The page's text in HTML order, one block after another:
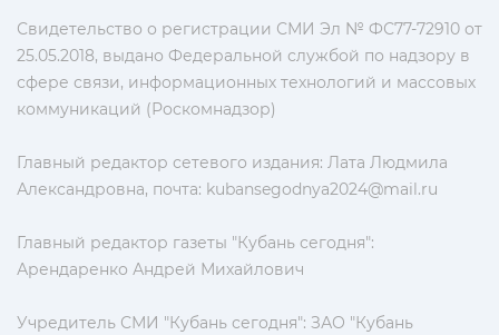
Свидетельство о регистрации СМИ Эл № ФС77-72910 от
25.05.2018, выдано Федеральной службой по надзору в
сфере связи, информационных технологий и массовых
коммуникаций (Роскомнадзор)
Главный редактор сетевого издания: Лата Людмила
Александровна, почта: kubansegodnya2024@mail.ru
Главный редактор газеты "Кубань сегодня":
Арендаренко Андрей Михайлович
Учредитель СМИ "Кубань сегодня": ЗАО "Кубань